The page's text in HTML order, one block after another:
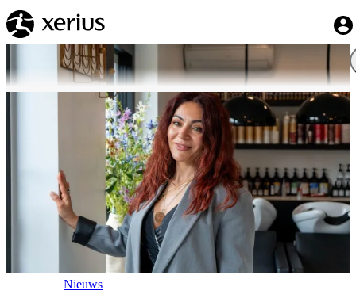
Overslaan naar de hoofdinhoud
My
Breadcrumb
HomeNieuws